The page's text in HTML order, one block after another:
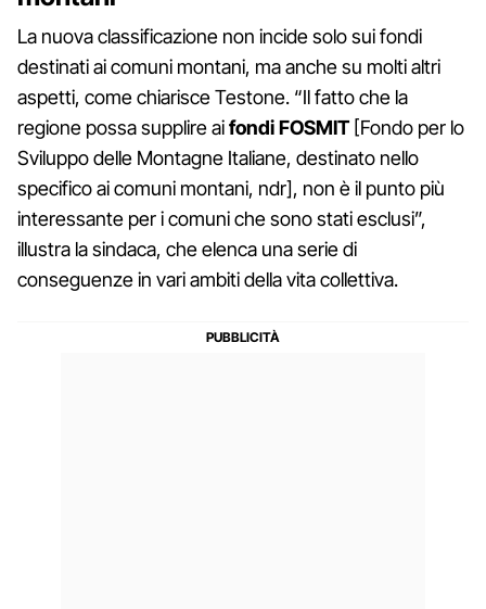
La nuova classificazione non incide solo sui fondi
destinati ai comuni montani, ma anche su molti altri
aspetti, come chiarisce Testone. “Il fatto che la
regione possa supplire aifondi FOSMIT[Fondo per lo
Sviluppo delle Montagne Italiane, destinato nello
specifico ai comuni montani, ndr], non è il punto più
interessante per i comuni che sono stati esclusi”,
illustra la sindaca, che elenca una serie di
conseguenze in vari ambiti della vita collettiva.